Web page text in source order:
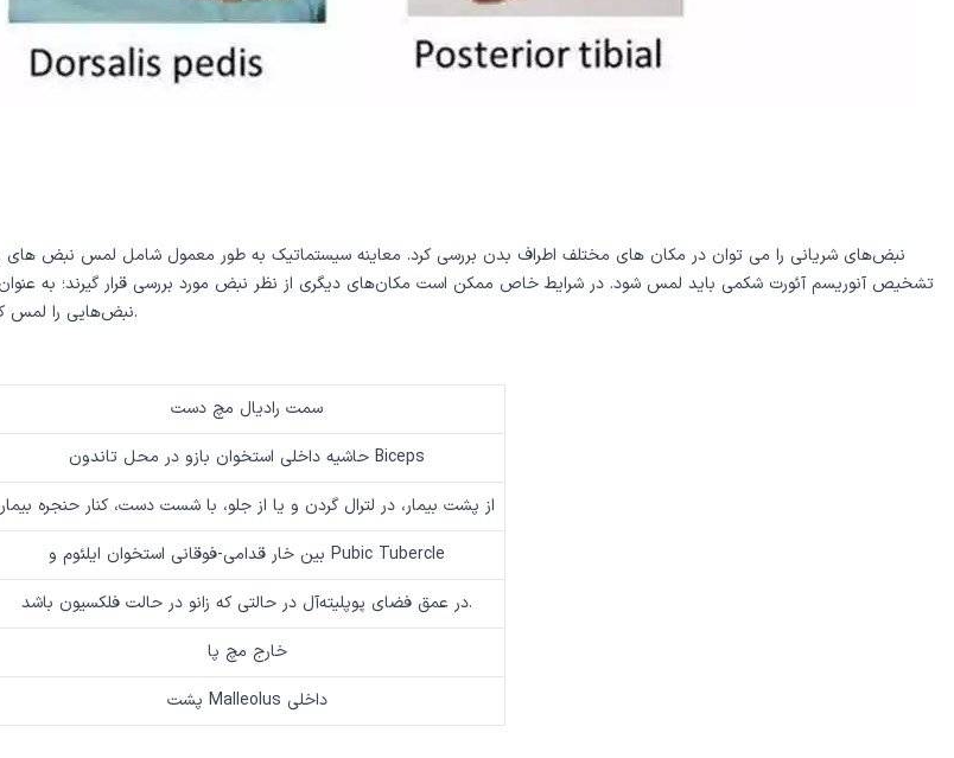
نبض‌های شریانی را می توان در مکان های مختلف اطراف بدن بررسی کرد. معاینه سیستماتیک به طور معمول شامل لمس نبض های
تشخیص آنوریسم آئورت شکمی باید لمس شود. در شرایط خاص ممکن است مکان‌های دیگری از نظر نبض مورد بررسی قرار گیرند؛ به عنوان
نبض‌هایی را لمس کنیم بسته به شکایت اصلی بیمار، شک بالینی ما و زمان و فرصت ما برای معاینه، بستگی دارد.
سمت رادیال مچ دست
حاشیه داخلی استخوان بازو در محل تاندون Biceps
از پشت بیمار، در لترال گردن و یا از جلو، با شست دست، کنار حنجره بیمار
بین خار قدامی-فوقانی استخوان ایلئوم و Pubic Tubercle
در عمق فضای پوپلیته‌آل در حالتی که زانو در حالت فلکسیون باشد.
خارج مچ پا
پشت Malleolus داخلی